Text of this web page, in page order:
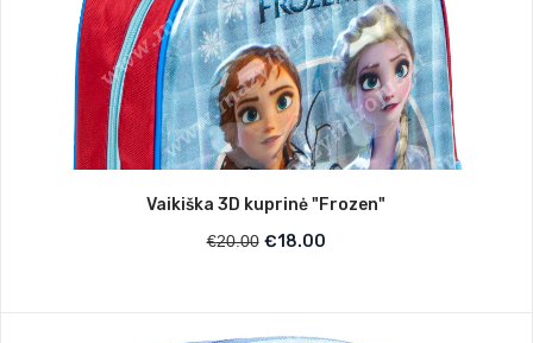
Vaikiška 3D kuprinė "Frozen"
€20.00 €18.00